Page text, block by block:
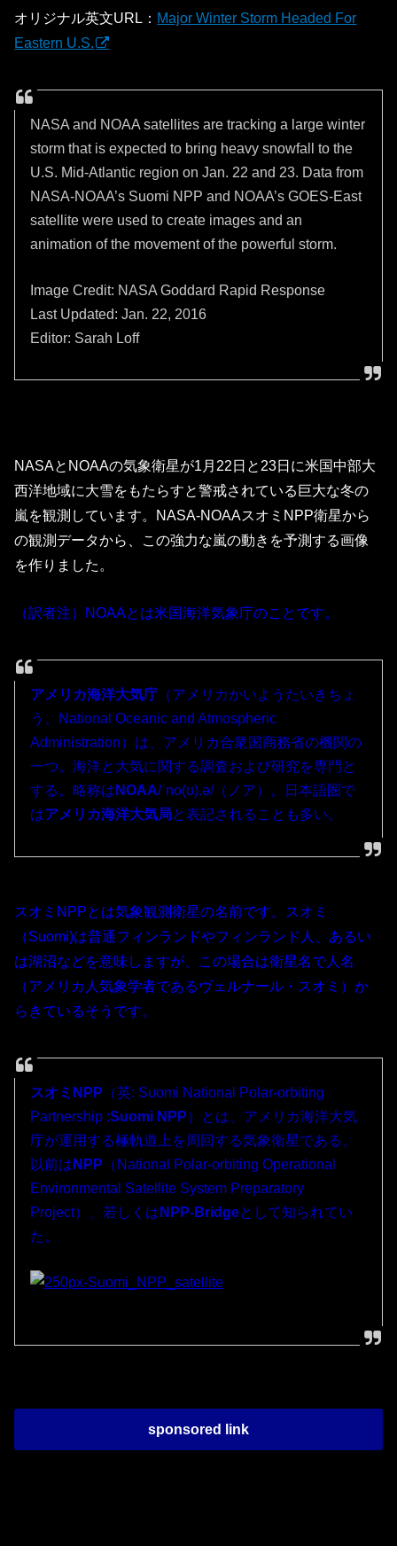
オリジナル英文URL： Major Winter Storm Headed For
Eastern U.S.
NASA and NOAA satellites are tracking a large winter
storm that is expected to bring heavy snowfall to the
U.S. Mid-Atlantic region on Jan. 22 and 23. Data from
NASA-NOAA’s Suomi NPP and NOAA’s GOES-East
satellite were used to create images and an
animation of the movement of the powerful storm.
Image Credit: NASA Goddard Rapid Response
Last Updated: Jan. 22, 2016
Editor: Sarah Loff
NASAとNOAAの気象衛星が1月22日と23日に米国中部大
西洋地域に大雪をもたらすと警戒されている巨大な冬の
嵐を観測しています。NASA-NOAAスオミNPP衛星から
の観測データから、この強力な嵐の動きを予測する画像
を作りました。
（訳者注）NOAAとは米国海洋気象庁のことです。
アメリカ海洋大気庁 （アメリカかいようたいきちょ
う、National Oceanic and Atmospheric
Administration）は、アメリカ合衆国商務省の機関の
一つ。海洋と大気に関する調査および研究を専門と
する。略称は NOAA/ˈno(ʊ).ə/（ノア）。日本語圏で
はアメリカ海洋大気局と表記されることも多い。
スオミNPPとは気象観測衛星の名前です。スオミ
（Suomi)は普通フィンランドやフィンランド人、あるい
は湖沼などを意味しますが、この場合は衛星名で人名
（アメリカ人気象学者であるヴェルナール・スオミ）か
らきているそうです。
スオミNPP （英: Suomi National Polar-orbiting
Partnership :Suomi NPP）とは、アメリカ海洋大気
庁が運用する極軌道上を周回する気象衛星である。
以前は NPP （National Polar-orbiting Operational
Environmental Satellite System Preparatory
Project）、若しくは NPP-Bridgeとして知られてい
た。
sponsored link